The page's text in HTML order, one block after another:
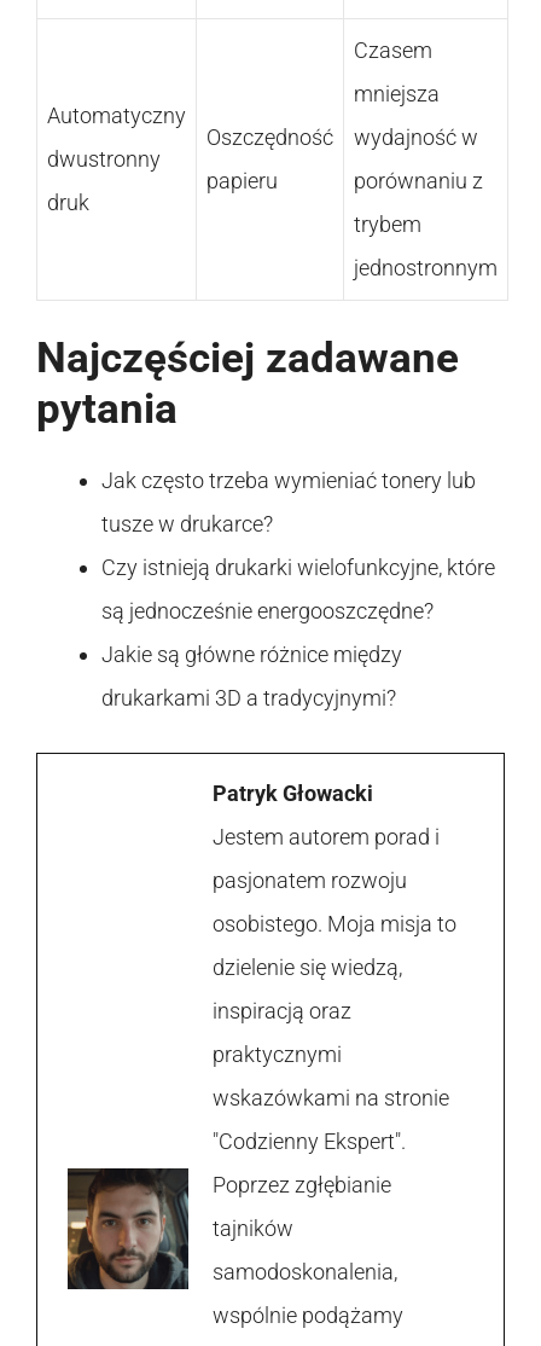
Automatyczny
dwustronny
druk
Oszczędność
papieru
Czasem
mniejsza
wydajność w
porównaniu z
trybem
jednostronnym
Najczęściej zadawane
pytania
Jak często trzeba wymieniać tonery lub
tusze w drukarce?
Czy istnieją drukarki wielofunkcyjne, które
są jednocześnie energooszczędne?
Jakie są główne różnice między
drukarkami 3D a tradycyjnymi?
Patryk Głowacki
Jestem autorem porad i
pasjonatem rozwoju
osobistego. Moja misja to
dzielenie się wiedzą,
inspiracją oraz
praktycznymi
wskazówkami na stronie
"Codzienny Ekspert".
Poprzez zgłębianie
tajników
samodoskonalenia,
wspólnie podążamy